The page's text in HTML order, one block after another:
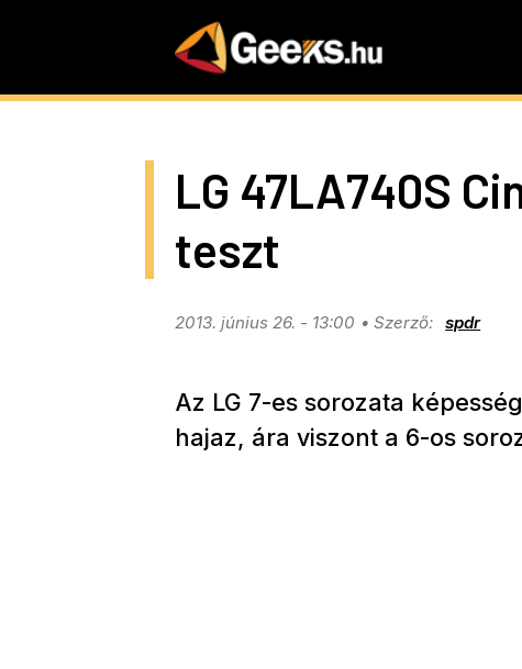
LG 47LA740S
teszt
2013. június 26. - 13:00 spdr
Az LG 7-es sorozata
hajaz, ára viszont a 6-os